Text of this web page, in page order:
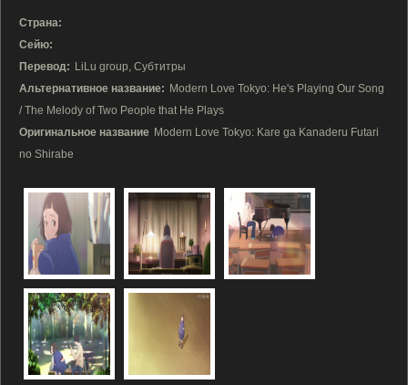
Страна:
Сейю:
Перевод: LiLu group, Субтитры
Альтернативное название: Modern Love Tokyo: He's Playing Our Song
/ The Melody of Two People that He Plays
Оригинальное название Modern Love Tokyo: Kare ga Kanaderu Futari
no Shirabe